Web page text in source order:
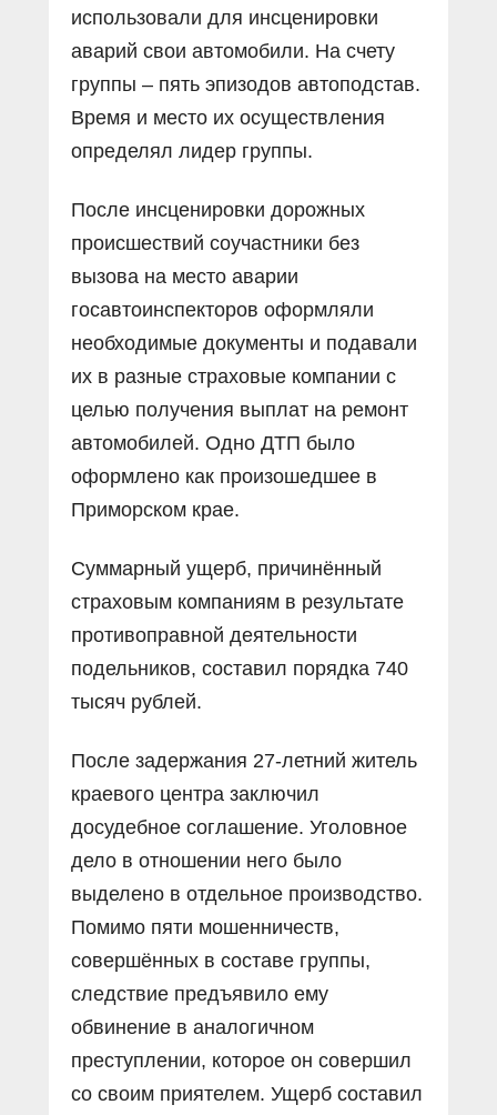
использовали для инсценировки
аварий свои автомобили. На счету
группы – пять эпизодов автоподстав.
Время и место их осуществления
определял лидер группы.
После инсценировки дорожных
происшествий соучастники без
вызова на место аварии
госавтоинспекторов оформляли
необходимые документы и подавали
их в разные страховые компании с
целью получения выплат на ремонт
автомобилей. Одно ДТП было
оформлено как произошедшее в
Приморском крае.
Суммарный ущерб, причинённый
страховым компаниям в результате
противоправной деятельности
подельников, составил порядка 740
тысяч рублей.
После задержания 27-летний житель
краевого центра заключил
досудебное соглашение. Уголовное
дело в отношении него было
выделено в отдельное производство.
Помимо пяти мошенничеств,
совершённых в составе группы,
следствие предъявило ему
обвинение в аналогичном
преступлении, которое он совершил
со своим приятелем. Ущерб составил